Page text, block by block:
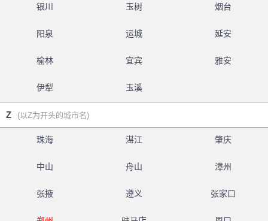
银川 玉树 烟台
阳泉 运城 延安
榆林 宜宾 雅安
伊犁 玉溪
Z (以Z为开头的城市名)
珠海 湛江 肇庆
中山 舟山 漳州
张掖 遵义 张家口